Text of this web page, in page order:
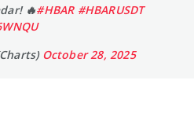
🔥#HBAR #HBARUSDT
October 28, 2025